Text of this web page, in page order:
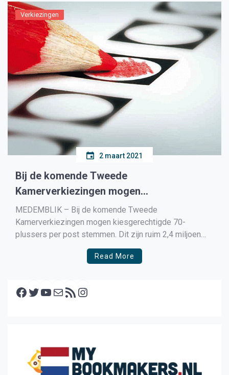
bestuur van […]
Verkiezingen
2 maart 2021
Bij de komende Tweede
Kamerverkiezingen mogen
kiesgerechtigde 70-plussers per post
stemmen.
MEDEMBLIK – Bij de komende Tweede
Kamerverkiezingen mogen kiesgerechtigde 70-
plussers per post stemmen. Dit zijn ruim 2,4 miljoen
inwoners. Op 17 maart 2021 mogen 810 duizend
jongeren voor het eerst voor de Tweede
van het […]
Read More
Facebook Twitter YouTube E-mail RSS feed